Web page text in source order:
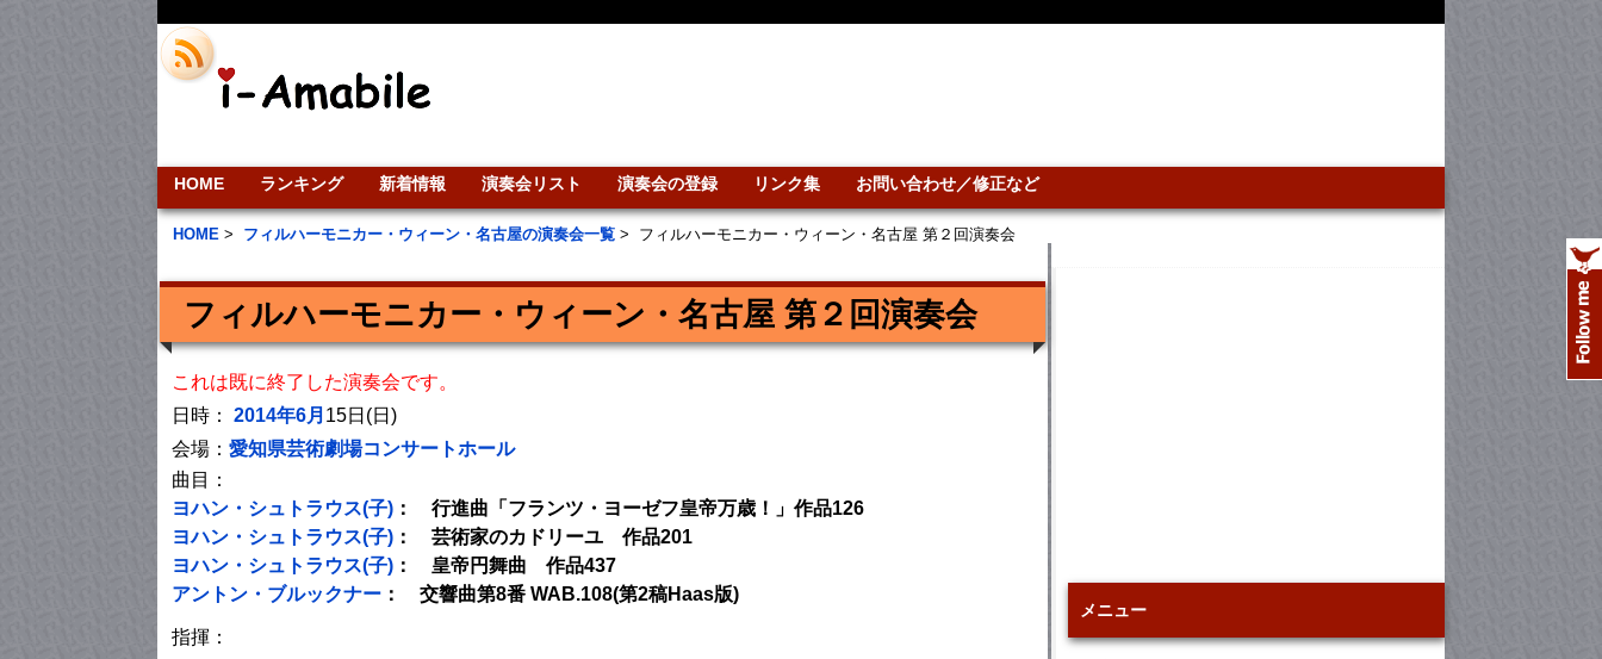
HOME ランキング 新着情報 演奏会リスト 演奏会の登録 リンク集 お問い合わせ／修正など
HOME > フィルハーモニカー・ウィーン・名古屋の演奏会一覧 > フィルハーモニカー・ウィーン・名古屋 第２回演奏会
フィルハーモニカー・ウィーン・名古屋 第２回演奏会
これは既に終了した演奏会です。
日時： 2014年6月 15日(日)
会場： 愛知県芸術劇場コンサートホール
曲目：
ヨハン・シュトラウス(子) ： 行進曲「フランツ・ヨーゼフ皇帝万歳！」作品126
ヨハン・シュトラウス(子) ： 芸術家のカドリーユ 作品201
ヨハン・シュトラウス(子) ： 皇帝円舞曲 作品437
アントン・ブルックナー ： 交響曲第8番 WAB.108(第2稿Haas版)
指揮：
メニュー